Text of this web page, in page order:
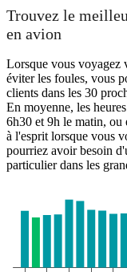
Trouvez le
en avion
Lorsque vous voyagez
éviter les foules, vous
clients dans les 30
En moyenne, les
6h30 et 9h le matin, ou
à l'esprit lorsque vous
pourriez avoir besoin
particulier dans les